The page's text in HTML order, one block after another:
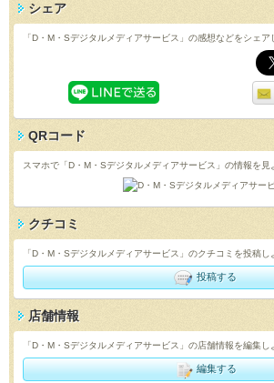
シェア
「D・M・Sデジタルメディアサービス」の感想などをシェア
QRコード
スマホで「D・M・Sデジタルメディアサービス」の情報を見
クチコミ
「D・M・Sデジタルメディアサービス」のクチコミを投稿し
投稿する
店舗情報
「D・M・Sデジタルメディアサービス」の店舗情報を編集し
編集する